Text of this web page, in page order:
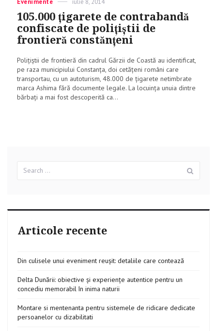
Categories
Evenimente
Posted
iulie 8, 2014
105.000 ţigarete de contrabandă
confiscate de poliţiştii de
frontieră constănţeni
Poliţiştii de frontieră din cadrul Gărzii de Coastă au identificat,
pe raza municipiului Constanţa, doi cetăţeni români care
transportau, cu un autoturism, 48.000 de ţigarete netimbrate
marca Ashima fără documente legale. La locuinţa unuia dintre
bărbaţi a mai fost descoperită ca...
for:
Articole recente
Din culisele unui eveniment reușit: detaliile care contează
Delta Dunării: obiective și experiențe autentice pentru un
concediu memorabil în inima naturii
Montare si mentenanta pentru sistemele de ridicare dedicate
persoanelor cu dizabilitati